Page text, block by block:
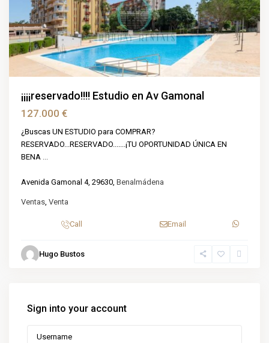
¡¡¡¡reservado!!!! Estudio en Av Gamonal
127.000 €
¿Buscas UN ESTUDIO para COMPRAR?
RESERVADO...RESERVADO.......¡TU OPORTUNIDAD ÚNICA EN
BENA ...
Avenida Gamonal 4, 29630, Benalmádena
Ventas, Venta
Call Email
Hugo Bustos
Sign into your account